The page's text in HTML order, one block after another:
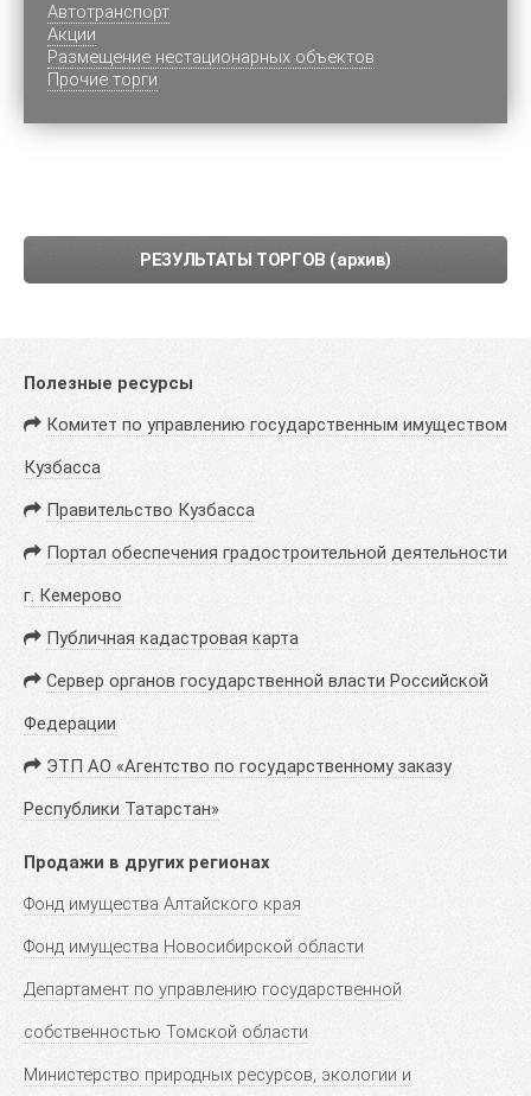
Автотранспорт
Акции
Размещение нестационарных объектов
Прочие торги
РЕЗУЛЬТАТЫ ТОРГОВ (архив)
Полезные ресурсы
Комитет по управлению государственным имуществом
Кузбасса
Правительство Кузбасса
Портал обеспечения градостроительной деятельности
г. Кемерово
Публичная кадастровая карта
Сервер органов государственной власти Российской
Федерации
ЭТП АО «Агентство по государственному заказу
Республики Татарстан»
Продажи в других регионах
Фонд имущества Алтайского края
Фонд имущества Новосибирской области
Департамент по управлению государственной
собственностью Томской области
Министерство природных ресурсов, экологии и